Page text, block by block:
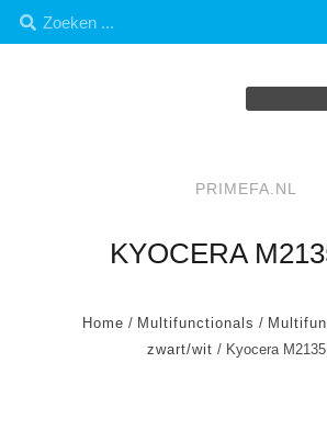
PRIMEFA.NL
KYOCERA
Home / Multifunctionals /
zwart/wit / Kyocera